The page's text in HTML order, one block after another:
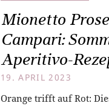
Mionetto
Campari:
Aperitivo-
19. APRIL 2023
Orange trifft auf Rot: